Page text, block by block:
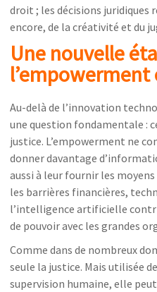
droit ; les décisions
encore, de la créativité et du
Une nouvelle
Au-delà de l’innovation
une question fondamentale :
justice. L’empowerment ne
donner davantage
aussi à leur fournir les
les barrières financières,
l’intelligence artificielle
de pouvoir avec les grandes
Comme dans de nombreux
seule la justice. Mais utilisée
supervision humaine, elle